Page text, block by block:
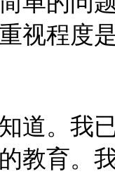
视程度
。我已
教育。